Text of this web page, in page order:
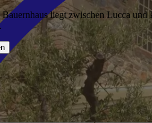
Bauernhaus liegt zwischen Lucca